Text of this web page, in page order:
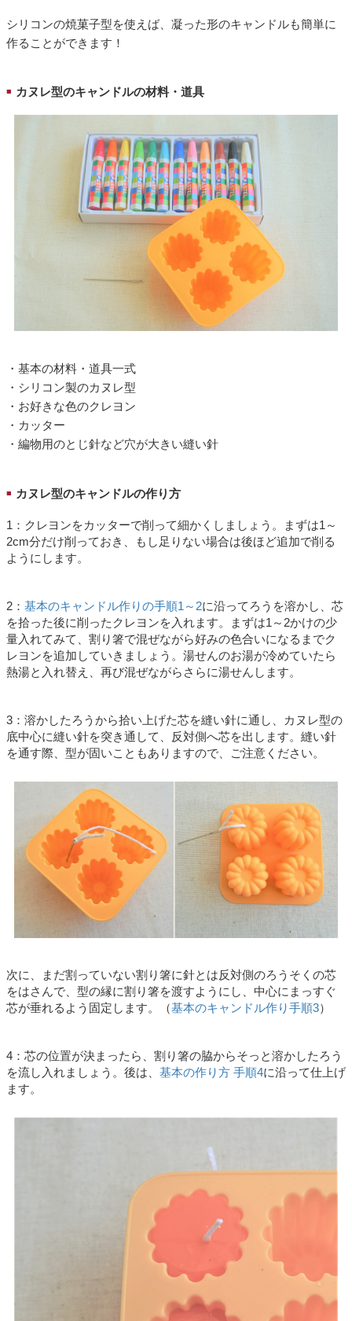
シリコンの焼菓子型を使えば、凝った形のキャンドルも簡単に
作ることができます！
■ カヌレ型のキャンドルの材料・道具
・基本の材料・道具一式
・シリコン製のカヌレ型
・お好きな色のクレヨン
・カッター
・編物用のとじ針など穴が大きい縫い針
■ カヌレ型のキャンドルの作り方
1：クレヨンをカッターで削って細かくしましょう。まずは1～
2cm分だけ削っておき、もし足りない場合は後ほど追加で削る
ようにします。
2： 基本のキャンドル作りの手順1～2に沿ってろうを溶かし、芯
を拾った後に削ったクレヨンを入れます。まずは1～2かけの少
量入れてみて、割り箸で混ぜながら好みの色合いになるまでク
レヨンを追加していきましょう。湯せんのお湯が冷めていたら
熱湯と入れ替え、再び混ぜながらさらに湯せんします。
3：溶かしたろうから拾い上げた芯を縫い針に通し、カヌレ型の
底中心に縫い針を突き通して、反対側へ芯を出します。縫い針
を通す際、型が固いこともありますので、ご注意ください。
次に、まだ割っていない割り箸に針とは反対側のろうそくの芯
をはさんで、型の縁に割り箸を渡すようにし、中心にまっすぐ
芯が垂れるよう固定します。（基本のキャンドル作り手順3）
4：芯の位置が決まったら、割り箸の脇からそっと溶かしたろう
を流し入れましょう。後は、 基本の作り方 手順4に沿って仕上げ
ます。